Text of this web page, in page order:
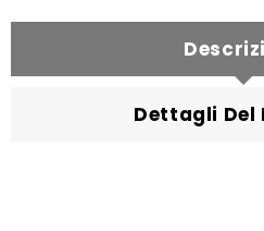
Dettagli Del